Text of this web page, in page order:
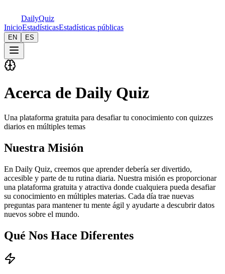
DailyQuiz
InicioEstadísticasEstadísticas públicas
EN ES
Acerca de Daily Quiz
Una plataforma gratuita para desafiar tu conocimiento con quizzes
diarios en múltiples temas
Nuestra Misión
En Daily Quiz, creemos que aprender debería ser divertido,
accesible y parte de tu rutina diaria. Nuestra misión es proporcionar
una plataforma gratuita y atractiva donde cualquiera pueda desafiar
su conocimiento en múltiples materias. Cada día trae nuevas
preguntas para mantener tu mente ágil y ayudarte a descubrir datos
nuevos sobre el mundo.
Qué Nos Hace Diferentes